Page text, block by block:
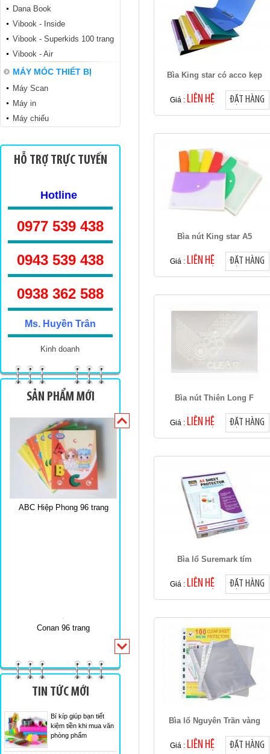
Dana Book
Vibook - Inside
Vibook - Superkids 100 trang
Vibook - Air
MÁY MÓC THIẾT BỊ
Máy Scan
Máy in
Máy chiếu
HỖ TRỢ TRỰC TUYẾN
Hotline
0977 539 438
0943 539 438
0938 362 588
Ms. Huyền Trân
Kinh doanh
SẢN PHẨM MỚI
Tập sinh viên TSV
Sinh viên TKN 200
Sinh viên TKN 160
Sinh viên 100 trang
ABC Hiệp Phong 96 trang
Conan 96 trang
TIN TỨC MỚI
Bí kíp giúp bạn tiết
kiệm tiền khi mua văn
phòng phẩm
Bìa King star có acco kẹp
Giá : LIÊN HỆ ĐẶT HÀNG
Bìa nút King star A5
Giá : LIÊN HỆ ĐẶT HÀNG
Bìa nút Thiên Long F
Giá : LIÊN HỆ ĐẶT HÀNG
Bìa lổ Suremark tím
Giá : LIÊN HỆ ĐẶT HÀNG
Bìa lổ Nguyên Trần vàng
Giá : LIÊN HỆ ĐẶT HÀNG